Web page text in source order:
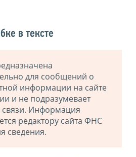
в тексте
для сообщений о
информации на сайте
и не подразумевает
связи. Информация
редактору сайта ФНС
сведения.